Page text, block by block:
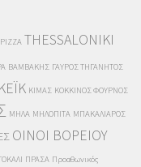
PIZZA THESSALONIKI
ΒΑΜΒΑΚΗΣ ΓΑΥΡΟΣ ΤΗΓΑΝΗΤΟΣ
ΚΕΪΚ ΚΙΜΑΣ ΚΟΚΚΙΝΟΣ ΦΟΥΡΝΟΣ
ΜΗΛΑ ΜΗΛΟΠΙΤΑ ΜΠΑΚΑΛΙΑΡΟΣ
ΟΙΝΟΙ ΒΟΡΕΙΟΥ
ΠΡΑΣΑ Προαθωνικός